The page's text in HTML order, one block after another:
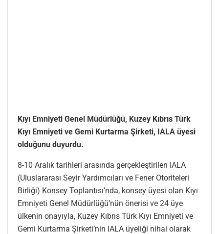
Kıyı Emniyeti Genel Müdürlüğü, Kuzey Kıbrıs Türk
Kıyı Emniyeti ve Gemi Kurtarma Şirketi, IALA üyesi
olduğunu duyurdu.
8-10 Aralık tarihleri arasında gerçekleştirilen IALA
(Uluslararası Seyir Yardımcıları ve Fener Otoriteleri
Birliği) Konsey Toplantısı’nda, konsey üyesi olan Kıyı
Emniyeti Genel Müdürlüğü’nün önerisi ve 24 üye
ülkenin onayıyla, Kuzey Kıbrıs Türk Kıyı Emniyeti ve
Gemi Kurtarma Şirketi’nin IALA üyeliği nihai olarak